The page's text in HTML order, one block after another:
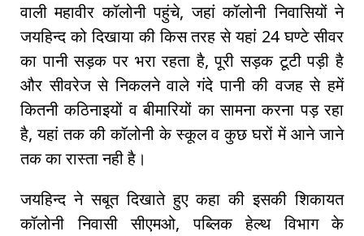
वाली महावीर कॉलोनी पहुंचे, जहां कॉलोनी निवासियों ने
जयहिन्द को दिखाया की किस तरह से यहां 24 घण्टे सीवर
का पानी सड़क पर भरा रहता है, पूरी सड़क टूटी पड़ी है
और सीवरेज से निकलने वाले गंदे पानी की वजह से हमें
कितनी कठिनाइयों व बीमारियों का सामना करना पड़ रहा
है, यहां तक की कॉलोनी के स्कूल व कुछ घरों में आने जाने
तक का रास्ता नही है।
जयहिन्द ने सबूत दिखाते हुए कहा की इसकी शिकायत
कॉलोनी निवासी सीएमओ, पब्लिक हेल्थ विभाग के